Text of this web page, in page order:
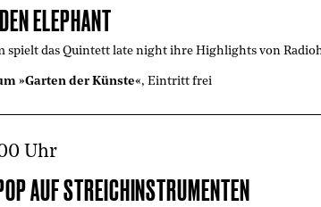
ELEPHANT
spielt das Quintett late night ihre Highlights von
»Garten der Künste«, Eintritt frei
Uhr
AUF STREICHINSTRUMENTEN